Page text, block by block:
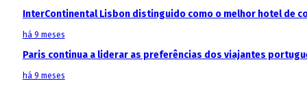
InterContinental Lisbon distinguido como o melhor hotel de
há 9 meses
Paris continua a liderar as preferências dos viajantes
há 9 meses